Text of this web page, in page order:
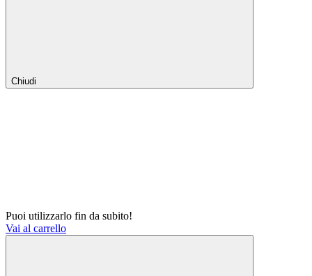
Chiudi
Puoi utilizzarlo fin da subito!
Vai al carrello